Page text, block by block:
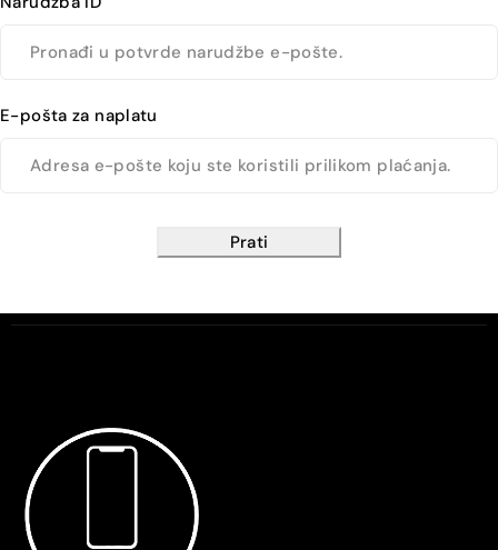
E-pošta za naplatu
Prati